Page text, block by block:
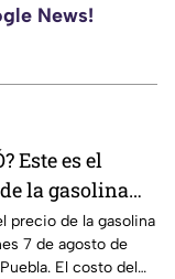
News!
Este es el
la gasolina
hoy viernes 7 de
2026
precio de la gasolina
7 de agosto de
El costo del